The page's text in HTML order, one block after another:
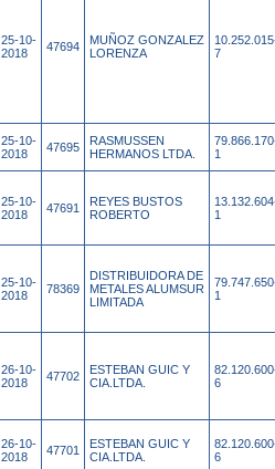
25-10-
2018
47694
MUÑOZ GONZALEZ
LORENZA
7
25-10-
2018
47695
RASMUSSEN
HERMANOS LTDA.
1
25-10-
2018
47691
REYES BUSTOS
ROBERTO
1
25-10-
2018
78369
DISTRIBUIDORA DE
METALES ALUMSUR
LIMITADA
1
26-10-
2018
47702
ESTEBAN GUIC Y
CIA.LTDA.
6
26-10-
2018
47701
ESTEBAN GUIC Y
CIA.LTDA.
6